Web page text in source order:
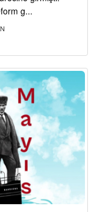
g...